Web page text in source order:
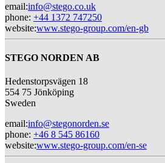
email:info@stego.co.uk
phone: +44 1372 747250
website:www.stego-group.com/en-gb
STEGO NORDEN AB
Hedenstorpsvägen 18
554 75 Jönköping
Sweden
email:info@stegonorden.se
phone: +46 8 545 86160
website:www.stego-group.com/en-se